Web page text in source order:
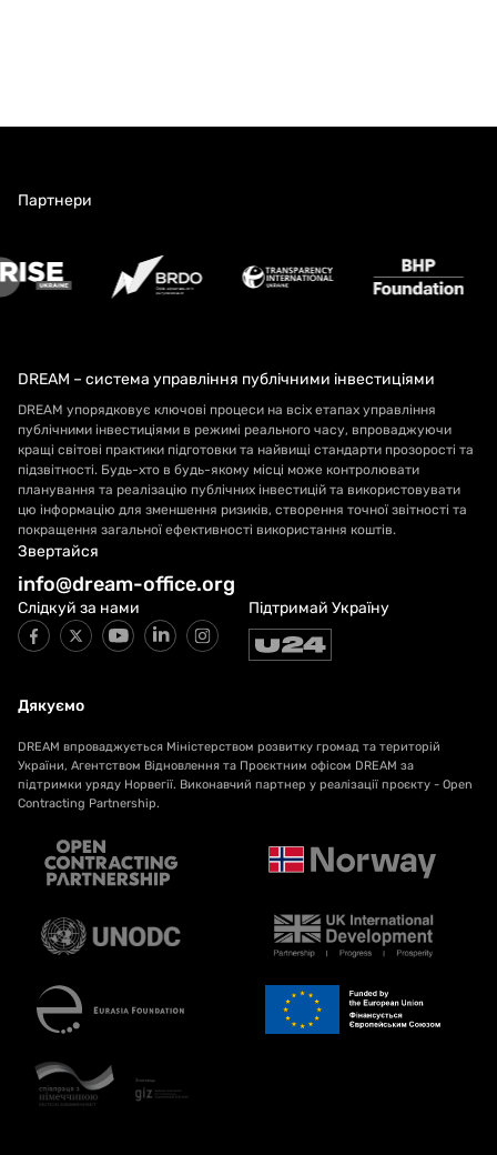
Партнери
DREAM – система управління публічними інвестиціями
DREAM упорядковує ключові процеси на всіх етапах управління
публічними інвестиціями в режимі реального часу, впроваджуючи
кращі світові практики підготовки та найвищі стандарти прозорості та
підзвітності. Будь-хто в будь-якому місці може контролювати
планування та реалізацію публічних інвестицій та використовувати
цю інформацію для зменшення ризиків, створення точної звітності та
покращення загальної ефективності використання коштів.
Звертайся
info@dream-office.org
Слідкуй за нами Підтримай Україну
Дякуємо
DREAM впроваджується Міністерством розвитку громад та територій
України, Агентством Відновлення та Проєктним офісом DREAM за
підтримки уряду Норвегії. Виконавчий партнер у реалізації проєкту - Open
Contracting Partnership.